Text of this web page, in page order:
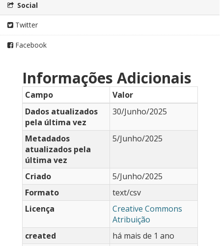
Social
Twitter
Facebook
Informações Adicionais
Campo
Valor
Dados atualizados
pela última vez
30/Junho/2025
Metadados
atualizados pela
última vez
5/Junho/2025
Criado
5/Junho/2025
Formato
text/csv
Licença
Creative Commons
Atribuição
created
há mais de 1 ano